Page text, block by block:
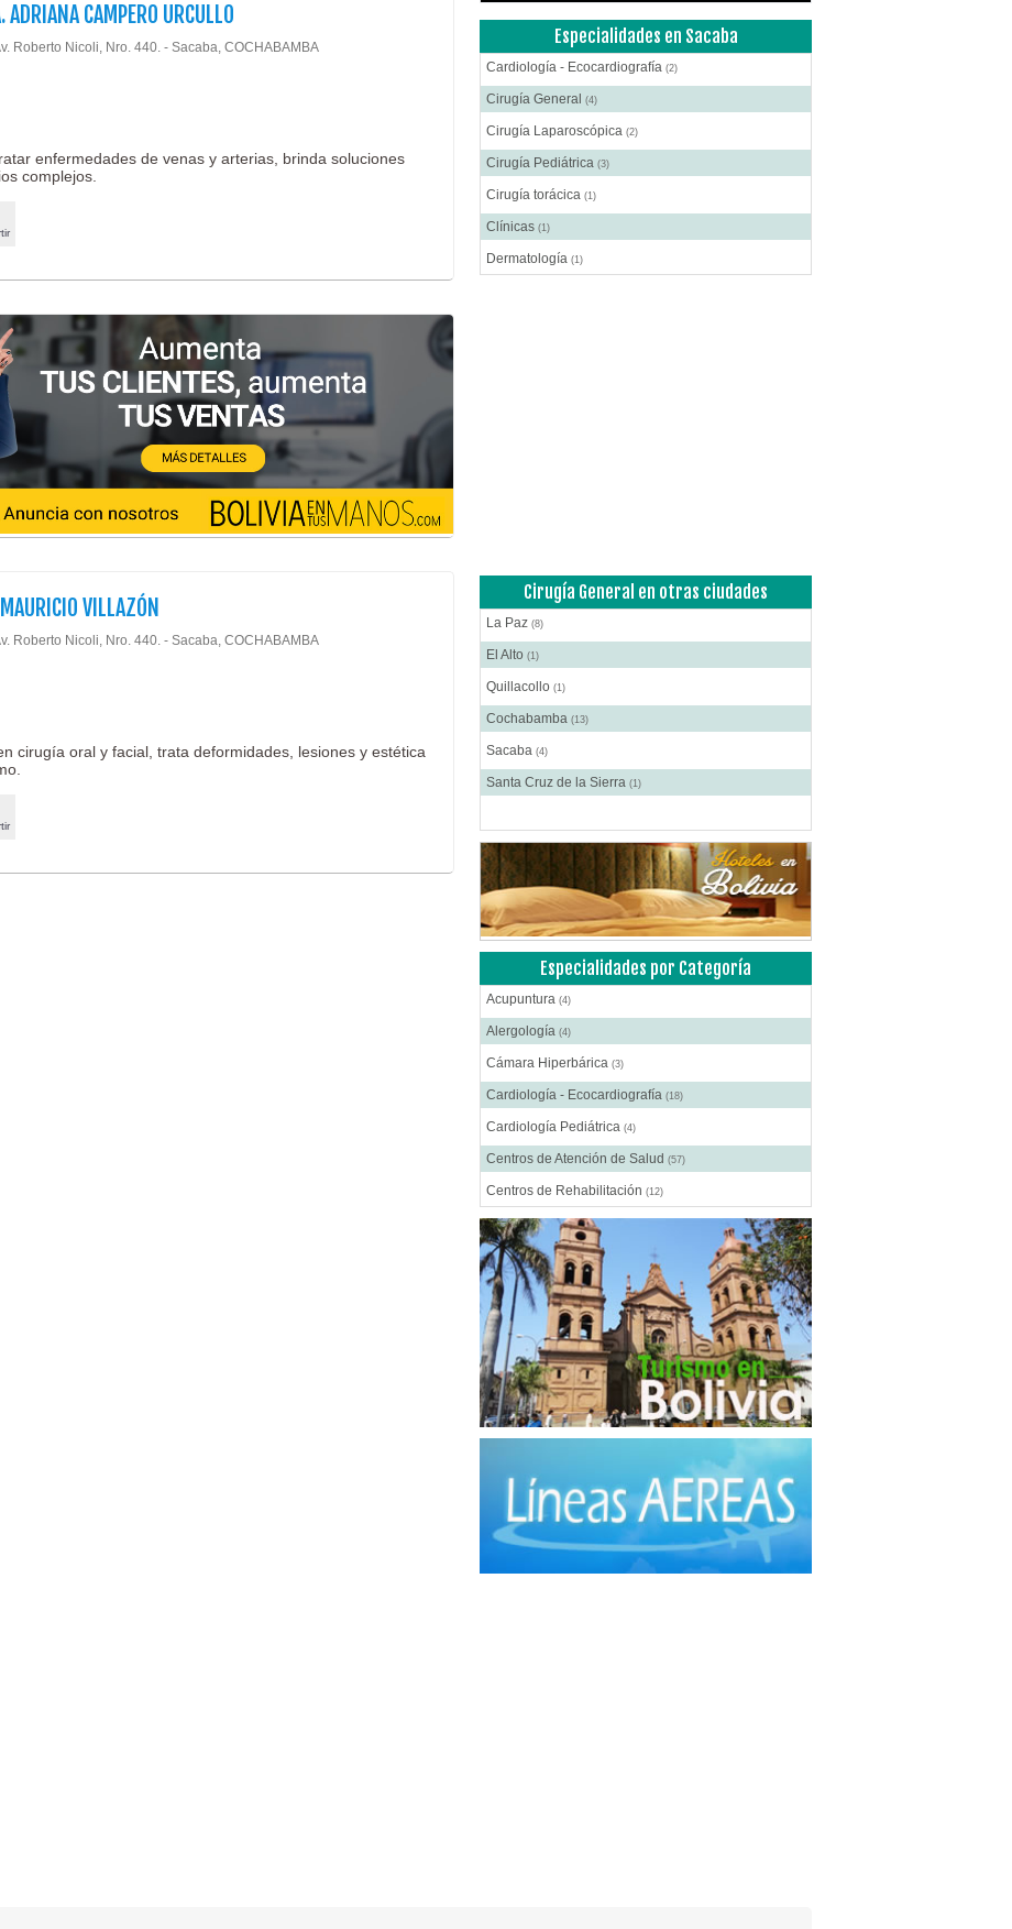
ADRIANA CAMPERO URCULLO
Roberto Nicoli, Nro. 440. - Sacaba, COCHABAMBA
enfermedades de venas y arterias, brinda soluciones
complejos.
VILLAZÓN
Roberto Nicoli, Nro. 440. - Sacaba, COCHABAMBA
cirugía oral y facial, trata deformidades, lesiones y estética
Especialidades en Sacaba
Cardiología - Ecocardiografía (2)
Cirugía General (4)
Cirugía Laparoscópica (2)
Cirugía Pediátrica (3)
Cirugía torácica (1)
Clínicas (1)
Dermatología (1)
Neurología(2)
Neurología y Neurocirugía(2)
Oncología(1)
Pediatría(5)
Urología(1)
Cirugía General en otras ciudades
La Paz (8)
El Alto (1)
Quillacollo (1)
Cochabamba (13)
Sacaba (4)
Santa Cruz de la Sierra (1)
Especialidades por Categoría
Acupuntura (4)
Alergología (4)
Cámara Hiperbárica (3)
Cardiología - Ecocardiografía (18)
Cardiología Pediátrica (4)
Centros de Atención de Salud (57)
Centros de Rehabilitación (12)
Centros Médicos Especializados
Cirugía Digestiva(2)
Cirugía Estética(18)
Cirugía Gastroenterológica(2)
Cirugía General(28)
Cirugía Laparoscópica (14)
Cirugía Pediátrica(9)
Cirugía Plástica - Estética - Reconstrucción (28)
Cirugía torácica(2)
Cirujanos Plásticos(16)
Clínicas(44)